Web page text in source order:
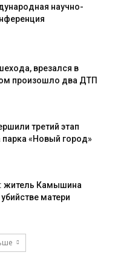
научно-
врезался в
произошло два ДТП
третий этап
парка «Новый город»
житель Камышина
матери